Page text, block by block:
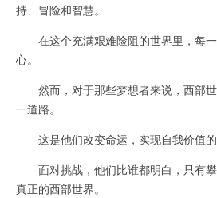
持、冒险和智慧。
在这个充满艰难险阻的世界里，每一
心。
然而，对于那些梦想者来说，西部世
一道路。
这是他们改变命运，实现自我价值的
面对挑战，他们比谁都明白，只有攀
真正的西部世界。